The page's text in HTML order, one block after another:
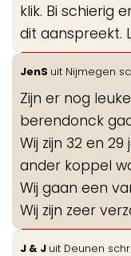
klik. Bi schierig
dit aanspreekt.
JenS uit Nijmegen
Zijn er nog
berendonck
Wij zijn 32 en
ander koppel
Wij gaan een
Wij zijn zeer
J & J uit Deunen